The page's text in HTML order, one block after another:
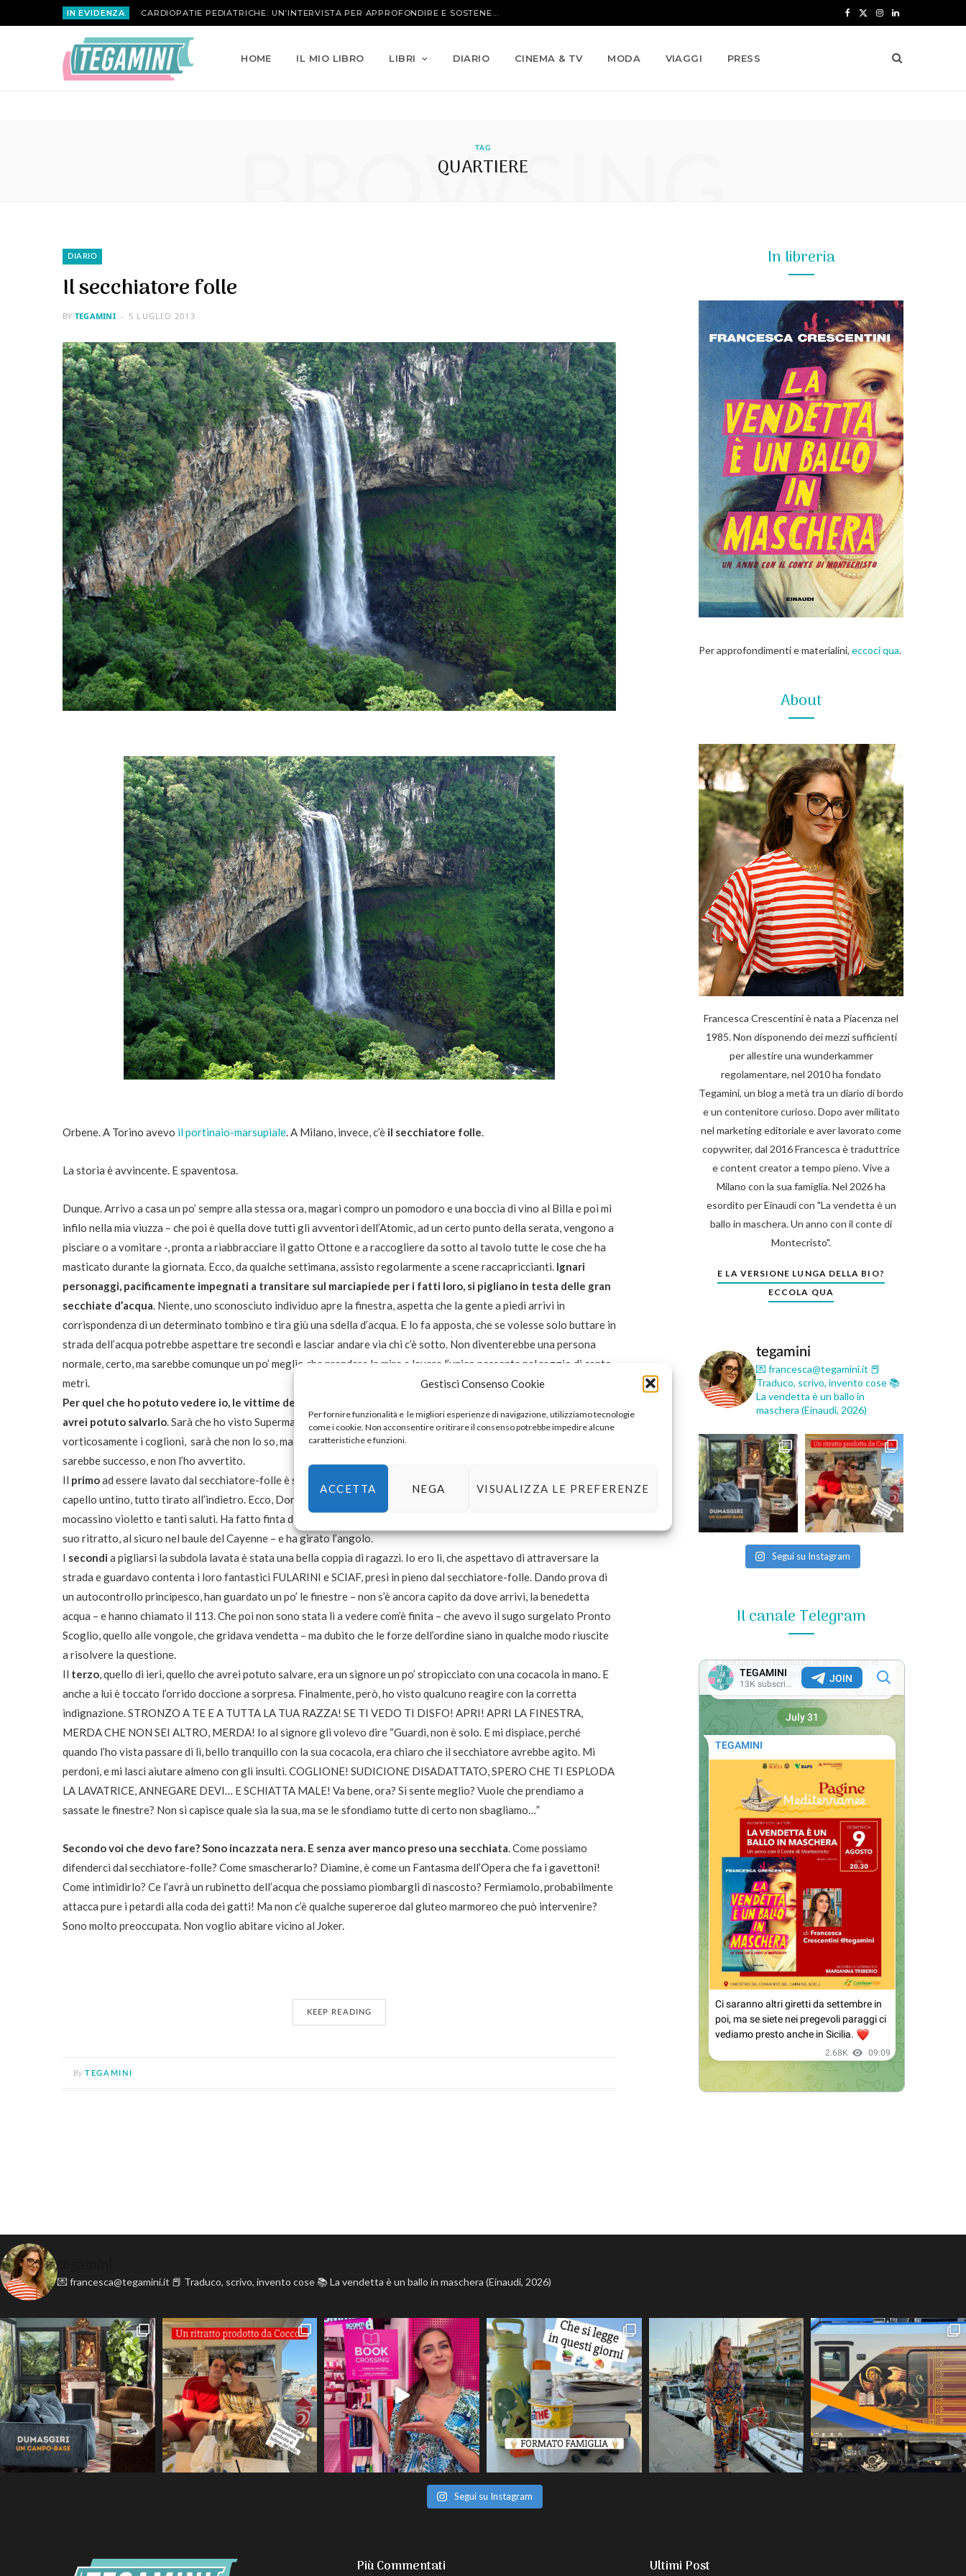
Gestisci Consenso Cookie
Per fornire funzionalità e le migliori esperienze di navigazione, utilizziamo tecnologie
come i cookie. Non acconsentire o ritirare il consenso potrebbe impedire alcune
caratteristiche e funzioni.
ACCETTA NEGA VISUALIZZA LE PREFERENZE
IN EVIDENZA CARDIOPATIE PEDIATRICHE: UN’INTERVISTA PER APPROFONDIRE E SOSTENERE MISSION BAMBINI I L
n
HOME IL MIO LIBRO LIBRI DIARIO CINEMA & TV MODA VIAGGI PRESS
TAG
QUARTIERE
BROWSING
DIARIO
Il secchiatore folle
BY TEGAMINI 5 LUGLIO 2013
Orbene. A Torino avevo il portinaio-marsupiale. A Milano, invece, c’è il secchiatore folle.
La storia è avvincente. E spaventosa.
Dunque. Arrivo a casa un po’ sempre alla stessa ora, magari compro un pomodoro e una boccia di vino al Billa e poi mi
infilo nella mia viuzza – che poi è quella dove tutti gli avventori dell’Atomic, ad un certo punto della serata, vengono a
pisciare o a vomitare -, pronta a riabbracciare il gatto Ottone e a raccogliere da sotto al tavolo tutte le cose che ha
masticato durante la giornata. Ecco, da qualche settimana, assisto regolarmente a scene raccapriccianti. Ignari
personaggi, pacificamente impegnati a transitare sul marciapiede per i fatti loro, si pigliano in testa delle gran
secchiate d’acqua. Niente, uno sconosciuto individuo apre la finestra, aspetta che la gente a piedi arrivi in
corrispondenza di un determinato tombino e tira giù una sdella d’acqua. E lo fa apposta, che se volesse solo buttare in
strada dell’acqua potrebbe aspettare tre secondi e lasciar andare via chi c’è sotto. Non diventerebbe una persona
normale, certo, ma sarebbe comunque un po’ meglio che prendere la mira e lavare l’unico passante nel raggio di cento
metri.
Per quel che ho potuto vedere io, le vittime del secchiatore-folle sono ormai quattro… e l’ultimo, quello di ieri,
avrei potuto salvarlo. Sarà che ho visto Superman l’altra sera, sarà che la cattiveria gratuita mi fa girare
vorticosamente i coglioni, sarà che non lo so, ma ora sono perseguitata dal senso di colpa. Perché sapevo che
sarebbe successo, e non l’ho avvertito.
Il primoad essere lavato dal secchiatore-folle è stato un fighetto in camicia azzurra, uno di quei Dorian Gray col
capello untino, tutto tirato all’indietro. Ecco, Dorian è stato colpito di striscio, un po’ d’acqua sul tallone del
mocassino violetto e tanti saluti. Ha fatto finta di niente – lasciando, probabilmente, l’incombenza dell’incazzatura al
suo ritratto, al sicuro nel baule del Cayenne – e ha girato l’angolo.
I secondi a pigliarsi la subdola lavata è stata una bella coppia di ragazzi. Io ero lì, che aspettavo di attraversare la
strada e guardavo contenta i loro fantastici FULARINI e SCIAF, presi in pieno dal secchiatore-folle. Dando prova di
un autocontrollo principesco, han guardato un po’ le finestre – non s’è ancora capito da dove arrivi, la benedetta
acqua – e hanno chiamato il 113. Che poi non sono stata lì a vedere com’è finita – che avevo il sugo surgelato Pronto
Scoglio, quello alle vongole, che gridava vendetta – ma dubito che le forze dell’ordine siano in qualche modo riuscite
a risolvere la questione.
Il terzo, quello di ieri, quello che avrei potuto salvare, era un signore un po’ stropicciato con una cocacola in mano. E
anche a lui è toccato l’orrido doccione a sorpresa. Finalmente, però, ho visto qualcuno reagire con la corretta
indignazione. STRONZO A TE E A TUTTA LA TUA RAZZA! SE TI VEDO TI DISFO! APRI! APRI LA FINESTRA,
MERDA CHE NON SEI ALTRO, MERDA! Io al signore gli volevo dire “Guardi, non è solo. E mi dispiace, perché
quando l’ho vista passare di lì, bello tranquillo con la sua cocacola, era chiaro che il secchiatore avrebbe agito. Mi
perdoni, e mi lasci aiutare almeno con gli insulti. COGLIONE! SUDICIONE DISADATTATO, SPERO CHE TI ESPLODA
LA LAVATRICE, ANNEGARE DEVI… E SCHIATTA MALE! Va bene, ora? Si sente meglio? Vuole che prendiamo a
sassate le finestre? Non si capisce quale sia la sua, ma se le sfondiamo tutte di certo non sbagliamo…”
Secondo voi che devo fare? Sono incazzata nera. E senza aver manco preso una secchiata. Come possiamo
difenderci dal secchiatore-folle? Come smascherarlo? Diamine, è come un Fantasma dell’Opera che fa i gavettoni!
Come intimidirlo? Ce l’avrà un rubinetto dell’acqua che possiamo piombargli di nascosto? Fermiamolo, probabilmente
attacca pure i petardi alla coda dei gatti! Ma non c’è qualche supereroe dal gluteo marmoreo che può intervenire?
Sono molto preoccupata. Non voglio abitare vicino al Joker.
KEEP READING
By TEGAMINI
In libreria
Per approfondimenti e materialini, eccoci qua.
About
Francesca Crescentini è nata a Piacenza nel
1985. Non disponendo dei mezzi sufficienti
per allestire una wunderkammer
regolamentare, nel 2010 ha fondato
Tegamini, un blog a metà tra un diario di bordo
e un contenitore curioso. Dopo aver militato
nel marketing editoriale e aver lavorato come
copywriter, dal 2016 Francesca è traduttrice
e content creator a tempo pieno. Vive a
Milano con la sua famiglia. Nel 2026 ha
esordito per Einaudi con "La vendetta è un
ballo in maschera. Un anno con il conte di
Montecristo".
E LA VERSIONE LUNGA DELLA BIO?
ECCOLA QUA
tegamini
💌 francesca@tegamini.it 📕
Traduco, scrivo, invento cose 📚
La vendetta è un ballo in
maschera (Einaudi, 2026)
Segui su Instagram
Il canale Telegram
💌 francesca@tegamini.it 📕 Traduco, scrivo, invento cose 📚 La vendetta è un ballo in maschera (Einaudi, 2026)
Segui su Instagram
Più Commentati Ultimi Post